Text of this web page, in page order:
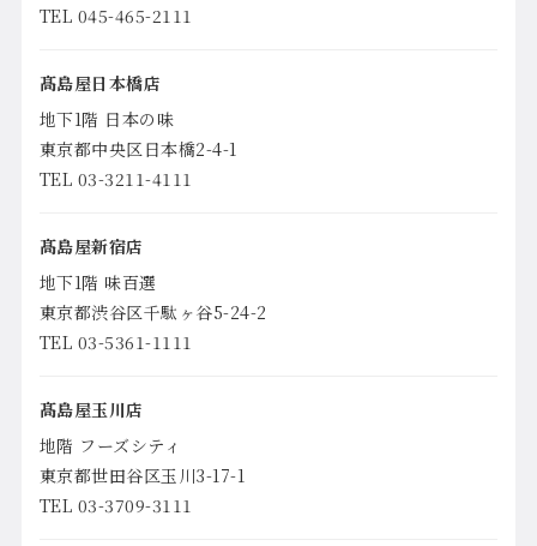
TEL 045-465-2111
髙島屋日本橋店
地下1階 日本の味
東京都中央区日本橋2-4-1
TEL 03-3211-4111
髙島屋新宿店
地下1階 味百選
東京都渋谷区千駄ヶ谷5-24-2
TEL 03-5361-1111
髙島屋玉川店
地階 フーズシティ
東京都世田谷区玉川3-17-1
TEL 03-3709-3111